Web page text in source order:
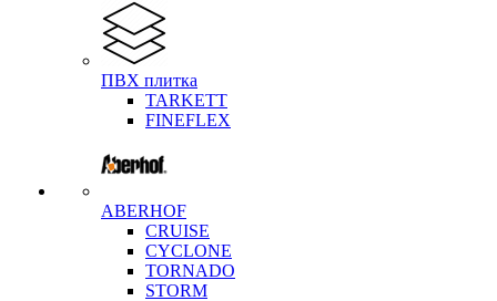
ПВХ плитка
TARKETT
FINEFLEX
ABERHOF
CRUISE
CYCLONE
TORNADO
STORM